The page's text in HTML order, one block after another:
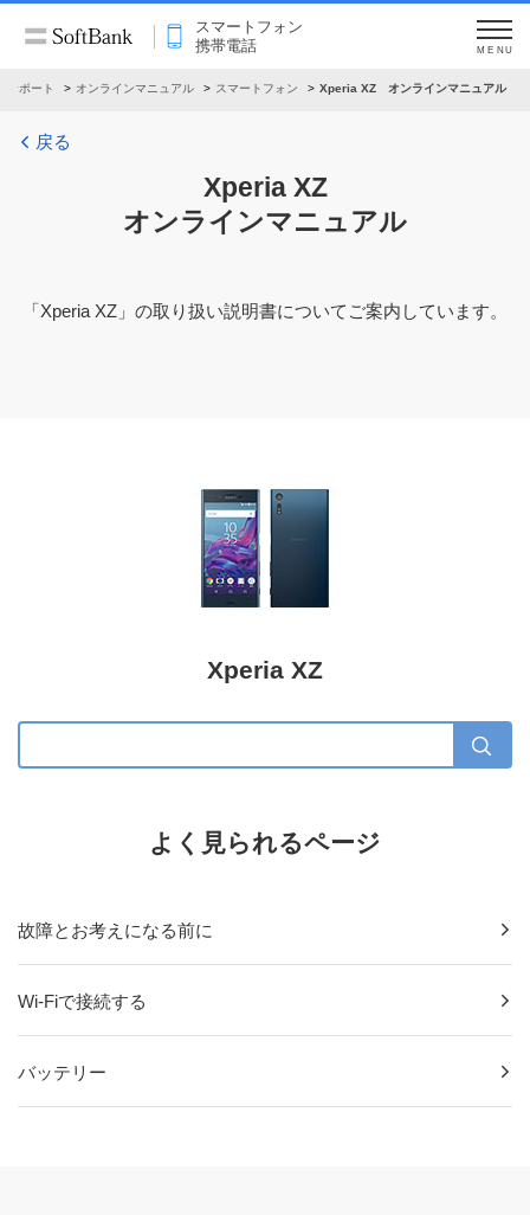
スマートフォン
携帯電話
MENU
サポート オンラインマニュアル スマートフォン Xperia XZ オンラインマニュアル
戻る
Xperia XZ
オンラインマニュアル
「Xperia XZ 」の取り扱い説明書についてご案内しています。
Xperia XZ
よく見られるページ
故障とお考えになる前に
Wi-Fiで接続する
バッテリー